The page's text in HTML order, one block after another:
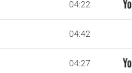
04:22
04:42
04:27